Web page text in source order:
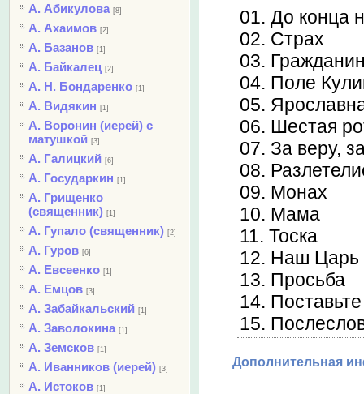
А. Абикулова [8]
А. Ахаимов [2]
А. Базанов [1]
А. Байкалец [2]
А. Н. Бондаренко [1]
А. Видякин [1]
А. Воронин (иерей) с
матушкой [3]
А. Галицкий [6]
А. Государкин [1]
А. Грищенко
(священник) [1]
А. Гупало (священник) [2]
А. Гуров [6]
А. Евсеенко [1]
А. Емцов [3]
А. Забайкальский [1]
А. Заволокина [1]
А. Земсков [1]
А. Иванников (иерей) [3]
А. Истоков [1]
01. До конца
02. Страх
03.
04. Поле
05.
06. Шестая
07. За веру,
08.
09. Монах
10. Мама
11. Тоска
12. Наш Царь
13. Просьба
14.
15.
Дополнительная